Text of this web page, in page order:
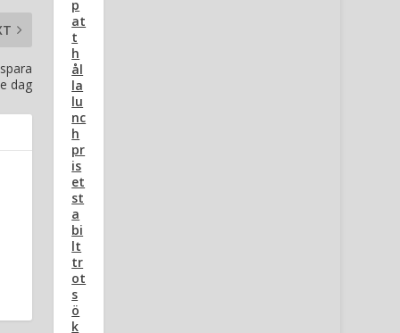
dag
p
at
t
h
ål
la
lu
nc
h
pr
is
et
st
a
bi
lt
tr
ot
s
ö
k